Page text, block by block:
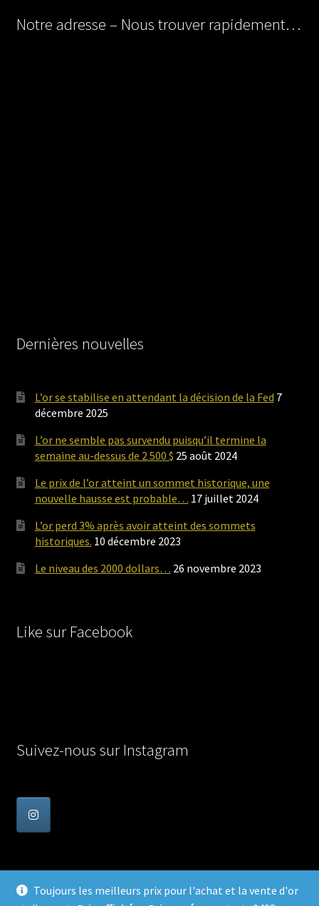
Toujours les meilleurs prix pour l'achat et la vente d'or
Notre adresse – Nous trouver rapidement…
Dernières nouvelles
L’or se stabilise en attendant la décision de la Fed 7
décembre 2025
L’or ne semble pas survendu puisqu’il termine la
semaine au-dessus de 2 500 $ 25 août 2024
Le prix de l’or atteint un sommet historique, une
nouvelle hausse est probable… 17 juillet 2024
L’or perd 3% après avoir atteint des sommets
historiques. 10 décembre 2023
Le niveau des 2000 dollars… 26 novembre 2023
Like sur Facebook
Suivez-nous sur Instagram